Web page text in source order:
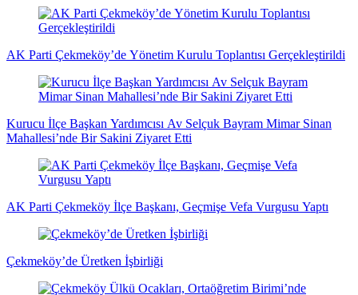
AK Parti Çekmeköy’de Yönetim Kurulu Toplantısı Gerçekleştirildi
Kurucu İlçe Başkan Yardımcısı Av Selçuk Bayram Mimar Sinan
Mahallesi’nde Bir Sakini Ziyaret Etti
AK Parti Çekmeköy İlçe Başkanı, Geçmişe Vefa Vurgusu Yaptı
Çekmeköy’de Üretken İşbirliği